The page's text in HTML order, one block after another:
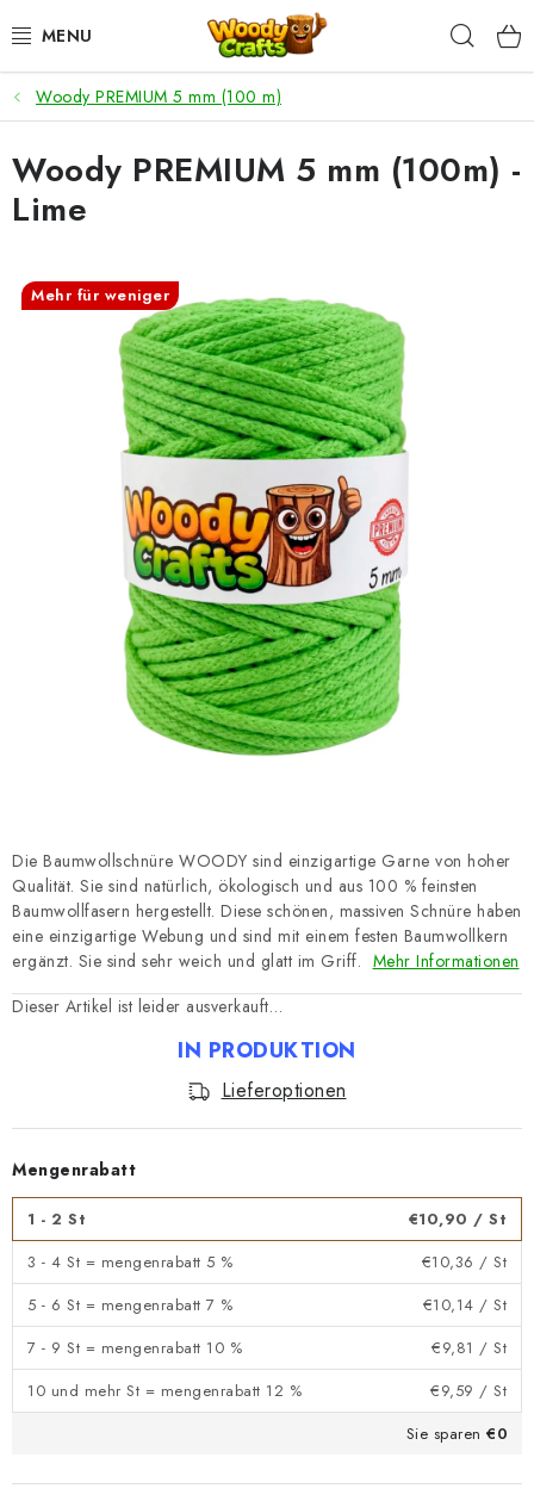
Inhalt
HÄKELN
FLECHTEN
BASTELSETS
ZUBEHÖR ZUM HÄKELN
WOODY GARN
WOODY PREMIUM 5 MM
Zahlung & Versand
Nachhaltigkeit
Rücksendungen und Reklamationen
Kontakt
AGB
Datenschutzerklärung
Impressum
Woody PREMIUM 5 mm (100 m)
Die Baumwollschnüre WOODY sind einzigartige Garne von hoher
Qualität. Sie sind natürlich, ökologisch und aus 100 % feinsten
Baumwollfasern hergestellt. Diese schönen, massiven Schnüre haben
eine einzigartige Webung und sind mit einem festen Baumwollkern
ergänzt. Sie sind sehr weich und glatt im Griff. Mehr Informationen
Dieser Artikel ist leider ausverkauft…
IN PRODUKTION
Lieferoptionen
Mengenrabatt
1 - 2 St €10,90 / St
3 - 4 St = mengenrabatt 5 %
€10,36 / St
5 - 6 St = mengenrabatt 7 %
€10,14 / St
7 - 9 St = mengenrabatt 10 %
€9,81 / St
10 und mehr St = mengenrabatt 12 %
€9,59 / St
Sie sparen €0
Woody PREMIUM 5 mm (100m) -
Lime
Mehr für weniger